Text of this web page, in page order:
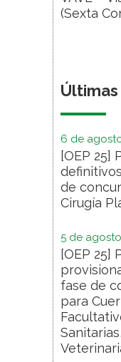
(Sexta
6 de
[OEP 25]
de
Cirugía
5 de
[OEP 25]
fase de
para